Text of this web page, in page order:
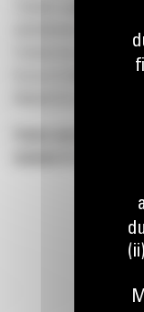
Tichete cadou pentru
Mașină de serviciu –
Pentru mai multe
trimiteti CV-ul